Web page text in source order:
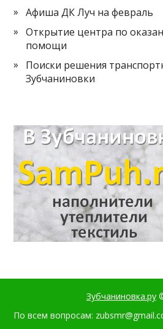
Афиша ДК Луч на февраль
Открытие центра по
помощи
Поиски решения
Зубчаниновки
Зубчаниновка.ру
По всем вопросам: